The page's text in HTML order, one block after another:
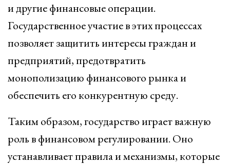
и другие финансовые операции.
Государственное участие в этих процессах
позволяет защитить интересы граждан и
предприятий, предотвратить
монополизацию финансового рынка и
обеспечить его конкурентную среду.
Таким образом, государство играет важную
роль в финансовом регулировании. Оно
устанавливает правила и механизмы, которые